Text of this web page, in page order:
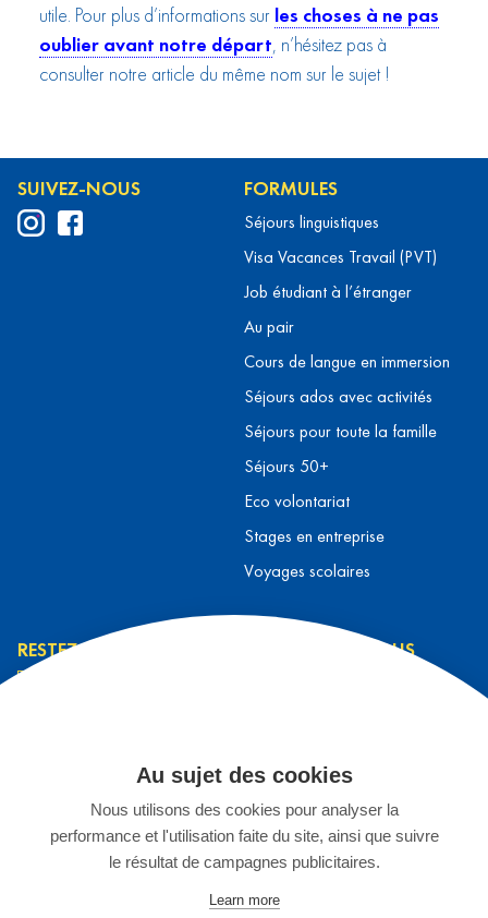
utile. Pour plus d’informations sur les choses à ne pas
oublier avant notre départ , n’hésitez pas à
consulter notre article du même nom sur le sujet !
SUIVEZ-NOUS FORMULES
Séjours linguistiques
Visa Vacances Travail (PVT)
Job étudiant à l’étranger
Au pair
Cours de langue en immersion
Séjours ados avec activités
Séjours pour toute la famille
Séjours 50+
Eco volontariat
Stages en entreprise
Voyages scolaires
RESTEZ INFORMÉ
confidentialité *
JE M'INSCRIS
CONTACTEZ-NOUS
S'inscrire à un séjour
Espace Enseignants
Stage chez L&T
02 899 75 15
Au sujet des cookies
Nous utilisons des cookies pour analyser la
performance et l'utilisation faite du site, ainsi que suivre
le résultat de campagnes publicitaires.
Learn more